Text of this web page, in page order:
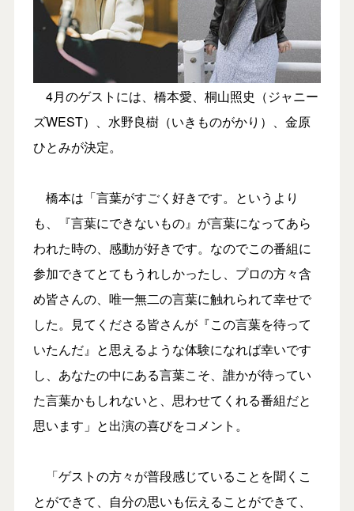
4月のゲストには、橋本愛、桐山照史（ジャニー
ズWEST）、水野良樹（いきものがかり）、金原
ひとみが決定。
橋本は「言葉がすごく好きです。というより
も、『言葉にできないもの』が言葉になってあら
われた時の、感動が好きです。なのでこの番組に
参加できてとてもうれしかったし、プロの方々含
め皆さんの、唯一無二の言葉に触れられて幸せで
した。見てくださる皆さんが『この言葉を待って
いたんだ』と思えるような体験になれば幸いです
し、あなたの中にある言葉こそ、誰かが待ってい
た言葉かもしれないと、思わせてくれる番組だと
思います」と出演の喜びをコメント。
「ゲストの方々が普段感じていることを聞くこ
とができて、自分の思いも伝えることができて、